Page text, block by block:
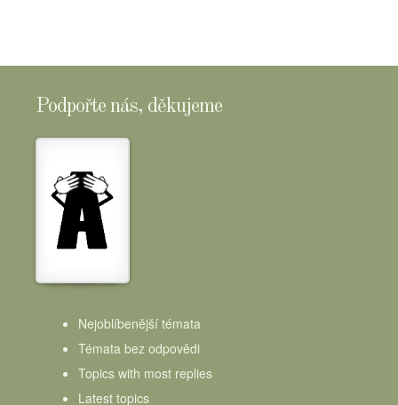
Podpořte nás, děkujeme
Nejoblíbenější témata
Témata bez odpovědi
Topics with most replies
Latest topics